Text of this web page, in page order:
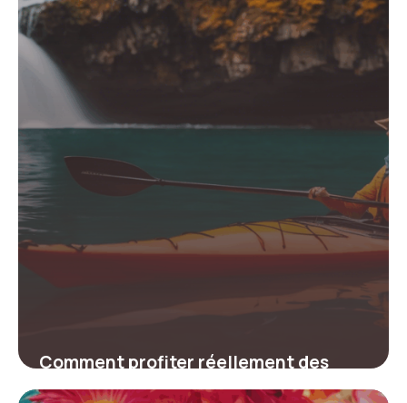
sur vos vols
26 janvier 2026
Comment profiter réellement des
codes promo Kayak pour voyager